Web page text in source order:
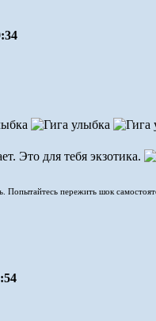
Это для тебя экзотика.
Попытайтесь пережить шок